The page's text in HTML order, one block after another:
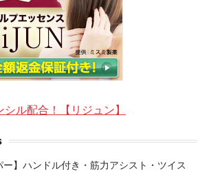
ル配合！【リジュン】
ー】ハンドル付き・筋力アシスト・ツイス